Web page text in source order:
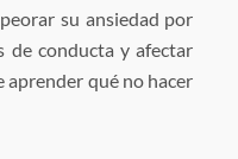
su ansiedad por
de conducta y afectar
aprender qué no hacer